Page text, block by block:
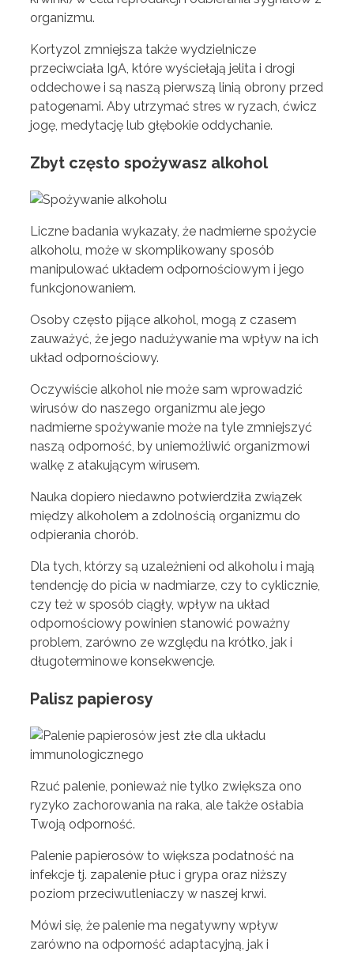
organizmu.
Kortyzol zmniejsza także wydzielnicze
przeciwciała IgA, które wyściełają jelita i drogi
oddechowe i są naszą pierwszą linią obrony przed
patogenami. Aby utrzymać stres w ryzach, ćwicz
jogę, medytację lub głębokie oddychanie.
Zbyt często spożywasz alkohol
Liczne badania wykazały, że nadmierne spożycie
alkoholu, może w skomplikowany sposób
manipulować układem odpornościowym i jego
funkcjonowaniem.
Osoby często pijące alkohol, mogą z czasem
zauważyć, że jego nadużywanie ma wpływ na ich
układ odpornościowy.
Oczywiście alkohol nie może sam wprowadzić
wirusów do naszego organizmu ale jego
nadmierne spożywanie może na tyle zmniejszyć
naszą odporność, by uniemożliwić organizmowi
walkę z atakującym wirusem.
Nauka dopiero niedawno potwierdziła związek
między alkoholem a zdolnością organizmu do
odpierania chorób.
Dla tych, którzy są uzależnieni od alkoholu i mają
tendencję do picia w nadmiarze, czy to cyklicznie,
czy też w sposób ciągły, wpływ na układ
odpornościowy powinien stanowić poważny
problem, zarówno ze względu na krótko, jak i
długoterminowe konsekwencje.
Palisz papierosy
Rzuć palenie, ponieważ nie tylko zwiększa ono
ryzyko zachorowania na raka, ale także osłabia
Twoją odporność.
Palenie papierosów to większa podatność na
infekcje tj. zapalenie płuc i grypa oraz niższy
poziom przeciwutleniaczy w naszej krwi.
Mówi się, że palenie ma negatywny wpływ
zarówno na odporność adaptacyjną, jak i